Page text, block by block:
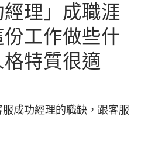
經理」成職涯
工作做些什
特質很適
成功經理的職缺，跟客服